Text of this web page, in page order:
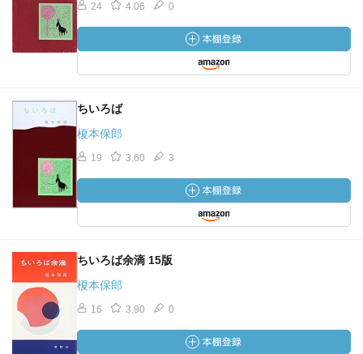
24 4.06 0
ちいろば
榎本保郎
19 3.60 3
ちいろば余滴 15版
榎本保郎
16 3.90 0